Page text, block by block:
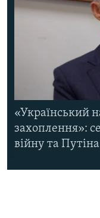
«Український
захоплення»:
війну та Путіна